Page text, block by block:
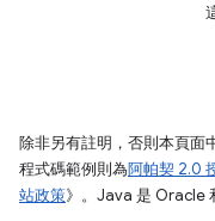
除非另有註明，否則本頁面
程式碼範例則為阿帕契 2.0
站政策》。Java 是 Oracle